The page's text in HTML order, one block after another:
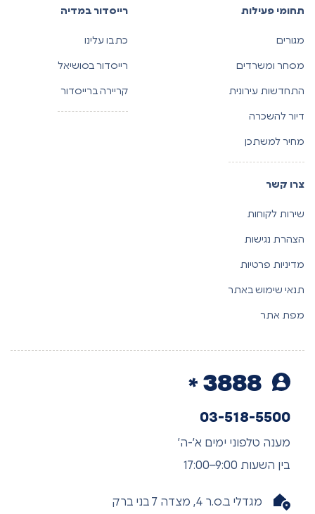
תחומי פעילות
מגורים
מסחר ומשרדים
התחדשות עירונית
דיור להשכרה
מחיר למשתכן
רייסדור במדיה
כתבו עלינו
רייסדור בסושיאל
קריירה ברייסדור
צרו קשר
שירות לקוחות
הצהרת נגישות
מדיניות פרטיות
תנאי שימוש באתר
מפת אתר
03-518-5500
מענה טלפוני ימים א’-ה’
בין השעות 9:00–17:00
מגדלי ב.ס.ר 4, מצדה 7 בני ברק